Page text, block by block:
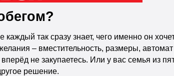
так сразу знает, чего именно он
– вместительность, размеры, автомат
не закупаетесь. Или у вас семья из
решение.